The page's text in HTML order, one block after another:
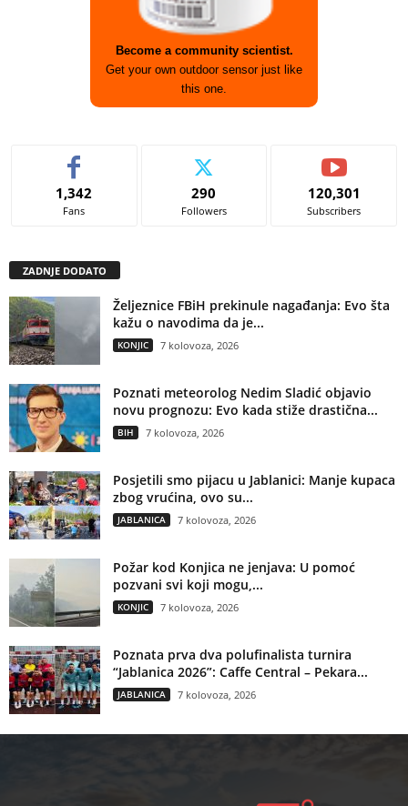
Become a community scientist.
Get your own outdoor sensor just like
this one.
1,342
Fans
290
Followers
120,301
Subscribers
ZADNJE DODATO
Željeznice FBiH prekinule nagađanja: Evo šta
kažu o navodima da je...
KONJIC 7 kolovoza, 2026
Poznati meteorolog Nedim Sladić objavio
novu prognozu: Evo kada stiže drastična...
BIH 7 kolovoza, 2026
Posjetili smo pijacu u Jablanici: Manje kupaca
zbog vrućina, ovo su...
JABLANICA 7 kolovoza, 2026
Požar kod Konjica ne jenjava: U pomoć
pozvani svi koji mogu,...
KONJIC 7 kolovoza, 2026
Poznata prva dva polufinalista turnira
“Jablanica 2026”: Caffe Central – Pekara...
JABLANICA 7 kolovoza, 2026